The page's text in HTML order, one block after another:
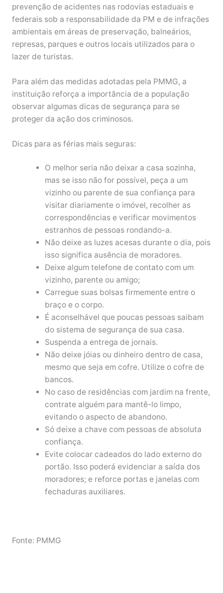
prevenção de acidentes nas rodovias estaduais e
federais sob a responsabilidade da PM e de infrações
ambientais em áreas de preservação, balneários,
represas, parques e outros locais utilizados para o
lazer de turistas.
Para além das medidas adotadas pela PMMG, a
instituição reforça a importância de a população
observar algumas dicas de segurança para se
proteger da ação dos criminosos.
Dicas para as férias mais seguras:
O melhor seria não deixar a casa sozinha,
mas se isso não for possível, peça a um
vizinho ou parente de sua confiança para
visitar diariamente o imóvel, recolher as
correspondências e verificar movimentos
estranhos de pessoas rondando-a.
Não deixe as luzes acesas durante o dia, pois
isso significa ausência de moradores.
Deixe algum telefone de contato com um
vizinho, parente ou amigo;
Carregue suas bolsas firmemente entre o
braço e o corpo.
É aconselhável que poucas pessoas saibam
do sistema de segurança de sua casa.
Suspenda a entrega de jornais.
Não deixe jóias ou dinheiro dentro de casa,
mesmo que seja em cofre. Utilize o cofre de
bancos.
No caso de residências com jardim na frente,
contrate alguém para mantê-lo limpo,
evitando o aspecto de abandono.
Só deixe a chave com pessoas de absoluta
confiança.
Evite colocar cadeados do lado externo do
portão. Isso poderá evidenciar a saída dos
moradores; e reforce portas e janelas com
fechaduras auxiliares.
Fonte: PMMG